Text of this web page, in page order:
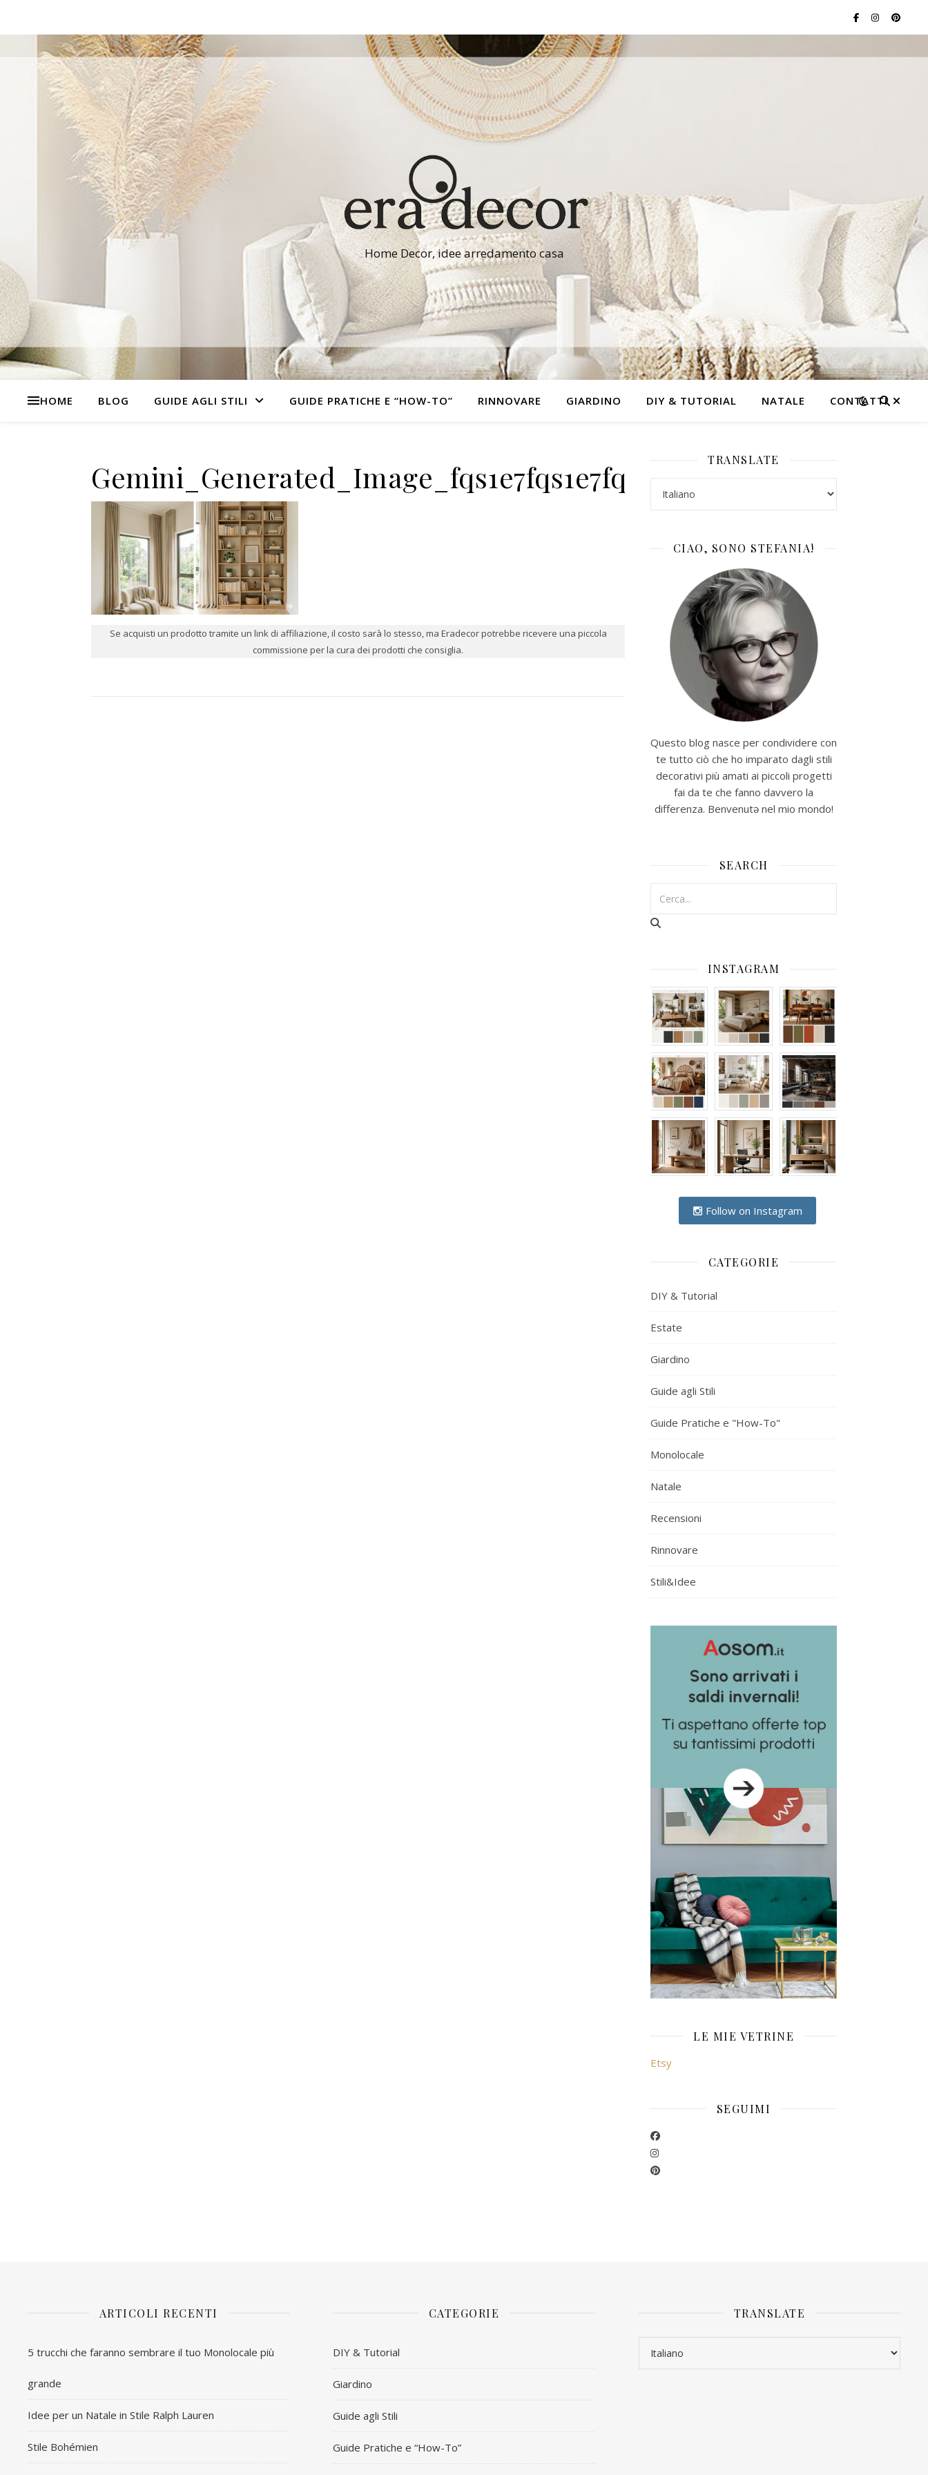
Home Decor, idee arredamento casa
HOME BLOG GUIDE AGLI STILI GUIDE PRATICHE E “HOW-TO” RINNOVARE GIARDINO DIY & TUTORIAL NATALE CONTATTI
Gemini_Generated_Image_fqs1e7fqs1e7fqs1
Se acquisti un prodotto tramite un link di affiliazione, il costo sarà lo stesso, ma Eradecor potrebbe ricevere una piccola
commissione per la cura dei prodotti che consiglia.
TRANSLATE
CIAO, SONO STEFANIA!
Questo blog nasce per condividere con
te tutto ciò che ho imparato dagli stili
decorativi più amati ai piccoli progetti
fai da te che fanno davvero la
differenza. Benvenutə nel mio mondo!
SEARCH
INSTAGRAM
Follow on Instagram
CATEGORIE
DIY & Tutorial
Estate
Giardino
Guide agli Stili
Guide Pratiche e "How-To"
Monolocale
Natale
Recensioni
Rinnovare
Stili&Idee
LE MIE VETRINE
Etsy
SEGUIMI
ARTICOLI RECENTI
5 trucchi che faranno sembrare il tuo Monolocale più
grande
Idee per un Natale in Stile Ralph Lauren
Stile Bohémien
CATEGORIE
DIY & Tutorial
Giardino
Guide agli Stili
Guide Pratiche e “How-To”
TRANSLATE